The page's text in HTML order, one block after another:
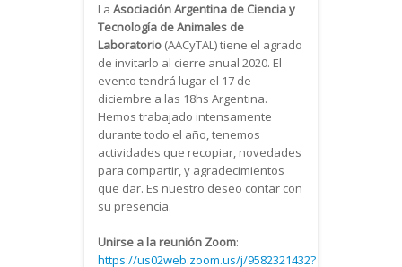
La Asociación Argentina de Ciencia y
Tecnología de Animales de
Laboratorio (AACyTAL) tiene el agrado
de invitarlo al cierre anual 2020. El
evento tendrá lugar el 17 de
diciembre a las 18hs Argentina.
Hemos trabajado intensamente
durante todo el año, tenemos
actividades que recopiar, novedades
para compartir, y agradecimientos
que dar. Es nuestro deseo contar con
su presencia.
Unirse a la reunión Zoom:
https://us02web.zoom.us/j/9582321432?